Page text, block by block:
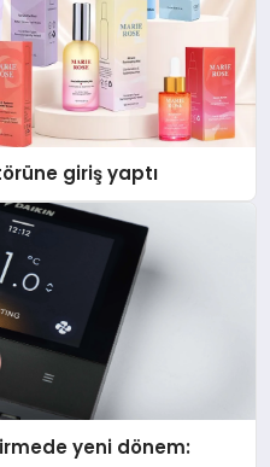
giriş yaptı
yeni dönem: